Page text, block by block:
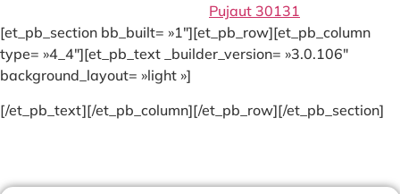
Pujaut 30131
[et_pb_section bb_built= »1″][et_pb_row][et_pb_column
type= »4_4″][et_pb_text _builder_version= »3.0.106″
background_layout= »light »]
[/et_pb_text][/et_pb_column][/et_pb_row][/et_pb_section]